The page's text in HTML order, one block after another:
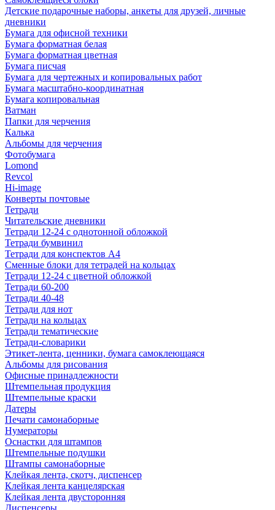
Детские подарочные наборы, анкеты для друзей, личные
дневники
Бумага для офисной техники
Бумага форматная белая
Бумага форматная цветная
Бумага писчая
Бумага для чертежных и копировальных работ
Бумага масштабно-координатная
Бумага копировальная
Ватман
Папки для черчения
Калька
Альбомы для черчения
Фотобумага
Lomond
Revcol
Hi-image
Конверты почтовые
Тетради
Читательские дневники
Тетради 12-24 с однотонной обложкой
Тетради бумвинил
Тетради для конспектов А4
Сменные блоки для тетрадей на кольцах
Тетради 12-24 с цветной обложкой
Тетради 60-200
Тетради 40-48
Тетради для нот
Тетради на кольцах
Тетради тематические
Тетради-словарики
Этикет-лента, ценники, бумага самоклеющаяся
Альбомы для рисования
Офисные принадлежности
Штемпельная продукция
Штемпельные краски
Датеры
Печати самонаборные
Нумераторы
Оснастки для штампов
Штемпельные подушки
Штампы самонаборные
Клейкая лента, скотч, диспенсер
Клейкая лента канцелярская
Клейкая лента двусторонняя
Диспенсеры